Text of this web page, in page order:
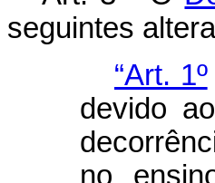
seguintes
“Art. 1º
devido
no